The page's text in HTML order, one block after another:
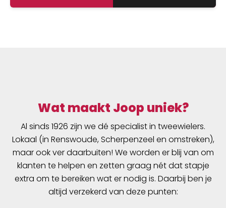
Wat maakt Joop uniek?
Al sinds 1926 zijn we dé specialist in tweewielers.
Lokaal (in Renswoude, Scherpenzeel en omstreken),
maar ook ver daarbuiten! We worden er blij van om
klanten te helpen en zetten graag nét dat stapje
extra om te bereiken wat er nodig is. Daarbij ben je
altijd verzekerd van deze punten: